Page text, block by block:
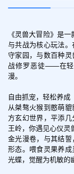
《灵兽大冒险》是
与共战为核心玩法
守家园，与数百种
战修罗恶徒——在轻
漫。
自由抓宠，轻松养成
从桀骜火猴到憨萌
方玄幻世界，平添
王岭，你遇见心仪
金光漫卷，与其结
形态。喂食灵果养
光蝶，觉醒为机敏的